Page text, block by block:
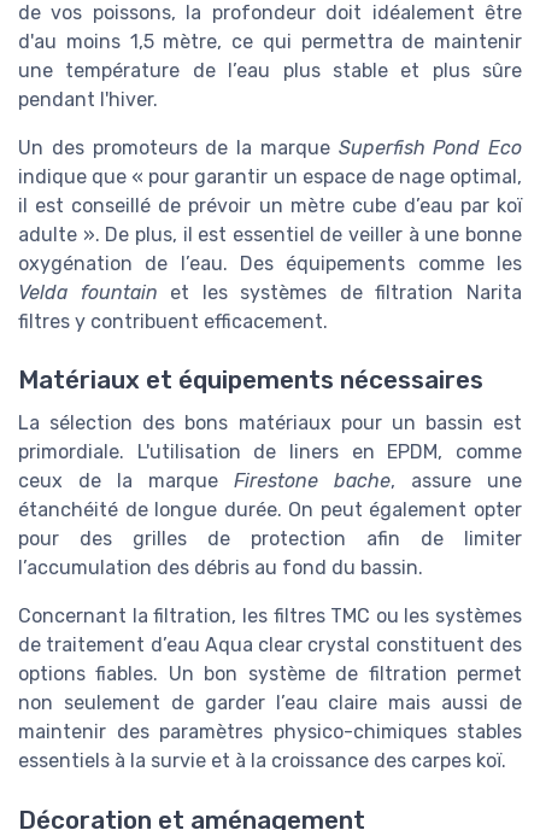
de vos poissons, la profondeur doit idéalement être
d'au moins 1,5 mètre, ce qui permettra de maintenir
une température de l’eau plus stable et plus sûre
pendant l'hiver.
Un des promoteurs de la marque Superfish Pond Eco
indique que « pour garantir un espace de nage optimal,
il est conseillé de prévoir un mètre cube d’eau par koï
adulte ». De plus, il est essentiel de veiller à une bonne
oxygénation de l’eau. Des équipements comme les
Velda fountain et les systèmes de filtration Narita
filtres y contribuent efficacement.
Matériaux et équipements nécessaires
La sélection des bons matériaux pour un bassin est
primordiale. L'utilisation de liners en EPDM, comme
ceux de la marque Firestone bache, assure une
étanchéité de longue durée. On peut également opter
pour des grilles de protection afin de limiter
l’accumulation des débris au fond du bassin.
Concernant la filtration, les filtres TMC ou les systèmes
de traitement d’eau Aqua clear crystal constituent des
options fiables. Un bon système de filtration permet
non seulement de garder l’eau claire mais aussi de
maintenir des paramètres physico-chimiques stables
essentiels à la survie et à la croissance des carpes koï.
Décoration et aménagement